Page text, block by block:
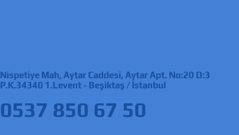
Nispetiye Mah, Aytar Caddesi, Aytar Apt. No:20 D:3
P.K.34340 1.Levent - Beşiktaş / İstanbul
0537 850 67 50